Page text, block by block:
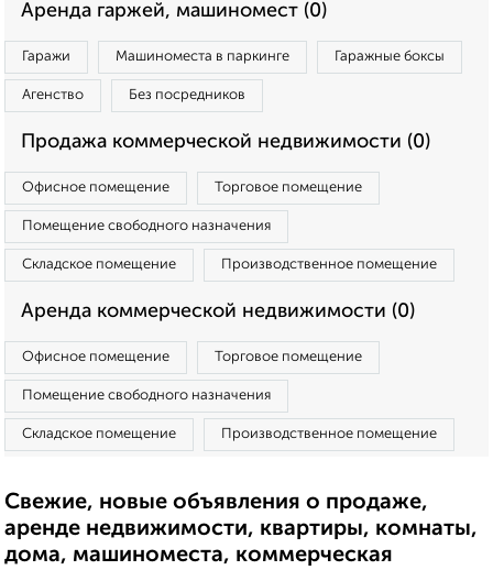
Аренда гаржей, машиномест (0)
Гаражи Машиноместа в паркинге Гаражные боксы
Агенство Без посредников
Продажа коммерческой недвижимости (0)
Офисное помещение Торговое помещение
Помещение свободного назначения
Складское помещение Производственное помещение
Аренда коммерческой недвижимости (0)
Офисное помещение Торговое помещение
Помещение свободного назначения
Складское помещение Производственное помещение
Свежие, новые объявления о продаже,
аренде недвижимости, квартиры, комнаты,
дома, машиноместа, коммерческая